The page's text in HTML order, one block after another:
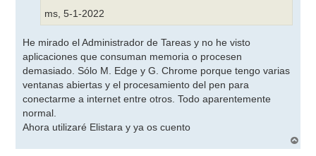
ms, 5-1-2022
He mirado el Administrador de Tareas y no he visto
aplicaciones que consuman memoria o procesen
demasiado. Sólo M. Edge y G. Chrome porque tengo varias
ventanas abiertas y el procesamiento del pen para
conectarme a internet entre otros. Todo aparentemente
normal.
Ahora utilizaré Elistara y ya os cuento
r